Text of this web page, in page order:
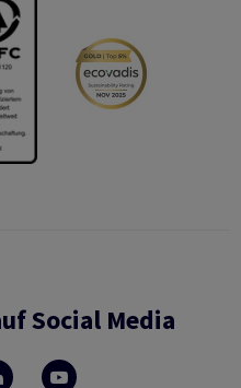
Social Media